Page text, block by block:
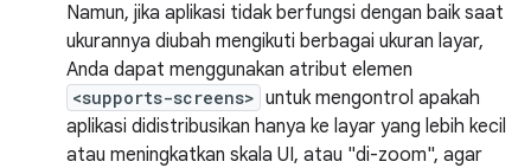
Namun, jika aplikasi tidak berfungsi dengan baik saat
ukurannya diubah mengikuti berbagai ukuran layar,
Anda dapat menggunakan atribut elemen
<supports-screens> untuk mengontrol apakah
aplikasi didistribusikan hanya ke layar yang lebih kecil
atau meningkatkan skala UI, atau "di-zoom", agar